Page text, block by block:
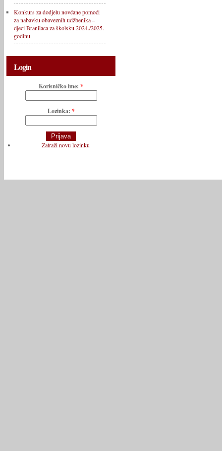
Konkurs za dodjelu novčane pomoći
za nabavku obaveznih udžbenika –
djeci Branilaca za školsku 2024./2025.
godinu
Login
Korisničko ime: *
Lozinka: *
Zatraži novu lozinku